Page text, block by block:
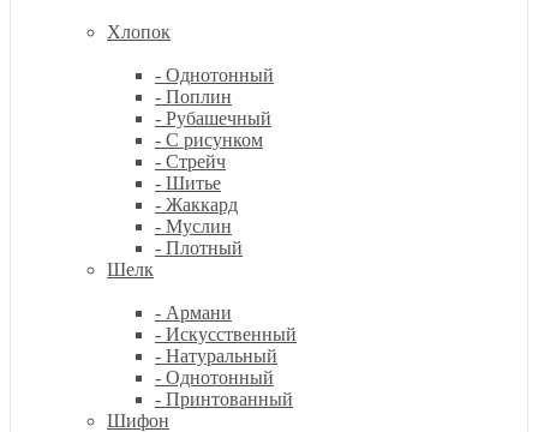
Хлопок
- Однотонный
- Поплин
- Рубашечный
- С рисунком
- Стрейч
- Шитье
- Жаккард
- Муслин
- Плотный
Шелк
- Армани
- Искусственный
- Натуральный
- Однотонный
- Принтованный
Шифон